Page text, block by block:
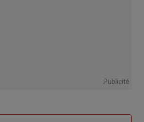
Publicité